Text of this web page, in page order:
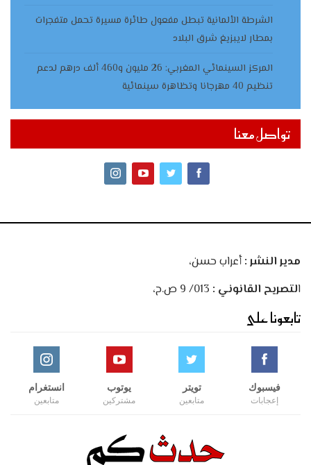
الشرطة الألمانية تبطل مفعول طائرة مسيرة تحمل متفجرات
بمطار لايبزيغ شرق البلاد
المركز السينمائي المغربي: 26 مليون و460 ألف درهم لدعم
تنظيم 40 مهرجانا وتظاهرة سينمائية
تواصل معنا
مدير النشر :أعراب حسن،
التصريح القانوني :
تابعونا على
فيسبوك
إعجابات
تويتر
متابعين
يوتوب
مشتركين
انستغرام
متابعين